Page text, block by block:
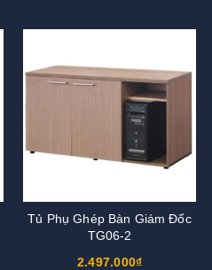
Tủ Phụ Ghép Bàn Giám Đốc
TG06-2
2.497.000₫